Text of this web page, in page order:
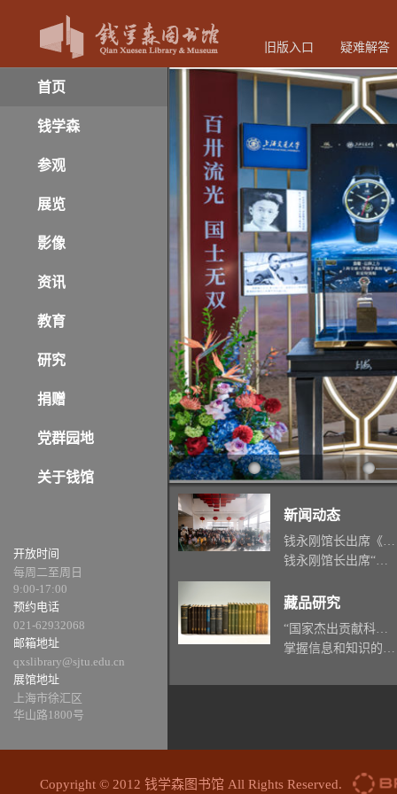
旧版入口 疑难解答
首页
钱学森
参观
展览
影像
资讯
教育
研究
捐赠
党群园地
关于钱馆
开放时间
每周二至周日
9:00-17:00
预约电话
021-62932068
邮箱地址
qxslibrary@sjtu.edu.cn
展馆地址
上海市徐汇区
华山路1800号
新闻动态
钱永刚馆长出席《科学与家国：了不起的中国“三钱”》新书座谈会
钱永刚馆长出席“利在天下者必谋之”专题展， 与留学人员共话报国初心
藏品研究
“国家杰出贡献科学家”荣誉称号证书、一级英模奖章
掌握信息和知识的“武器”——剪报
Copyright © 2012 钱学森图书馆 All Rights Reserved.